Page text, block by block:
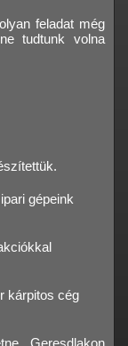
feladat még
tudtunk volna
gépeink
kárpitos cég